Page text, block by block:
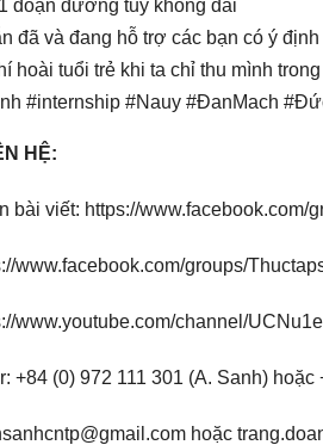
đoạn đường tuy không dài
đã và đang hỗ trợ các bạn có ý
hoài tuổi trẻ khi ta chỉ thu mình
#internship #Nauy #ĐanMach
HỆ:
bài viết: https://
www.facebook.com/groups/
www.youtube.com/channel/
+84 (0) 972 111 301 (A. Sanh)
hoặc